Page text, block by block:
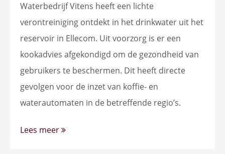
Waterbedrijf Vitens heeft een lichte
verontreiniging ontdekt in het drinkwater uit het
reservoir in Ellecom. Uit voorzorg is er een
kookadvies afgekondigd om de gezondheid van
gebruikers te beschermen. Dit heeft directe
gevolgen voor de inzet van koffie- en
waterautomaten in de betreffende regio’s.
Lees meer